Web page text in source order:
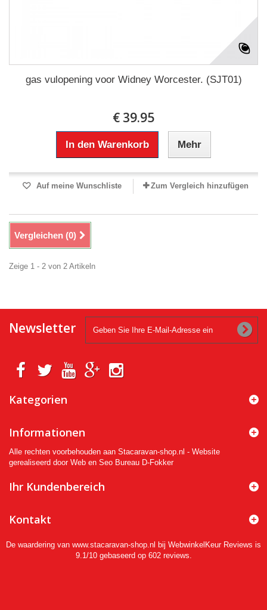
gas vulopening voor Widney Worcester. (SJT01)
€ 39.95
In den Warenkorb Mehr
Auf meine Wunschliste Zum Vergleich hinzufügen
Vergleichen (0)
Zeige 1 - 2 von 2 Artikeln
Newsletter
Kategorien
Informationen
Alle rechten voorbehouden aan Stacaravan-shop.nl - Website
gerealiseerd door Web en Seo Bureau D-Fokker
Ihr Kundenbereich
Kontakt
De waardering van www.stacaravan-shop.nl bij WebwinkelKeur Reviews is
9.1/10 gebaseerd op 602 reviews.